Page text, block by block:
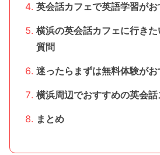
英会話カフェで英語学習が
横浜の英会話カフェに行き
質問
迷ったらまずは無料体験が
横浜周辺でおすすめの英会
まとめ